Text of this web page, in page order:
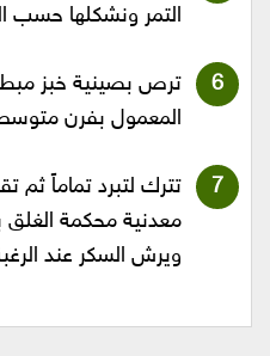
التمر ونشكلها حسب
ترص بصينية خبز
المعمول بفرن
تترك لتبرد تماماً ثم
معدنية محكمة الغلق
ويرش السكر عند